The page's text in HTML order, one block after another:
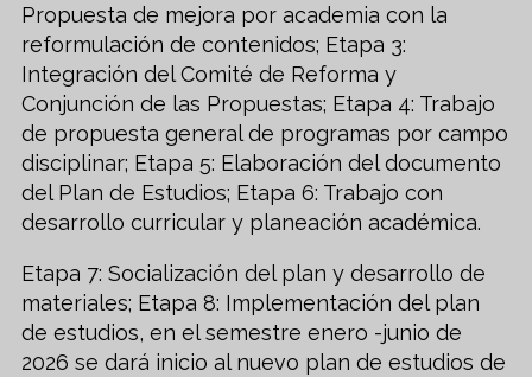
Propuesta de mejora por academia con la
reformulación de contenidos; Etapa 3:
Integración del Comité de Reforma y
Conjunción de las Propuestas; Etapa 4: Trabajo
de propuesta general de programas por campo
disciplinar; Etapa 5: Elaboración del documento
del Plan de Estudios; Etapa 6: Trabajo con
desarrollo curricular y planeación académica.
Etapa 7: Socialización del plan y desarrollo de
materiales; Etapa 8: Implementación del plan
de estudios, en el semestre enero -junio de
2026 se dará inicio al nuevo plan de estudios de